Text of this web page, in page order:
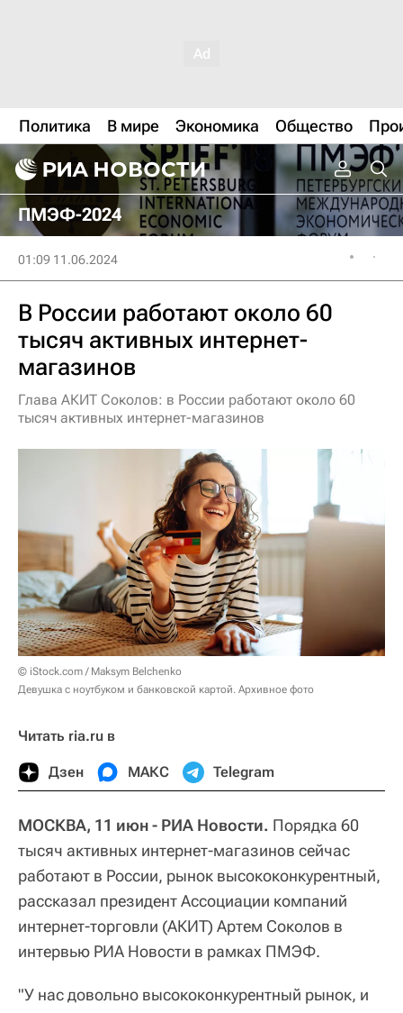
Политика В мире Экономика Общество
ПМЭФ-2024
01:09 11.06.2024
В России работают около 60
тысяч активных интернет-
магазинов
Глава АКИТ Соколов: в России работают около 60
тысяч активных интернет-магазинов
© iStock.com / Maksym Belchenko
Девушка с ноутбуком и банковской картой. Архивное фото
Читать ria.ru в
Дзен МАКС Telegram
МОСКВА, 11 июн - РИА Новости. Порядка 60
тысяч активных интернет-магазинов сейчас
работают в России, рынок высококонкурентный,
рассказал президент Ассоциации компаний
интернет-торговли (АКИТ) Артем Соколов в
интервью РИА Новости в рамках ПМЭФ.
"У нас довольно высококонкурентный рынок, и